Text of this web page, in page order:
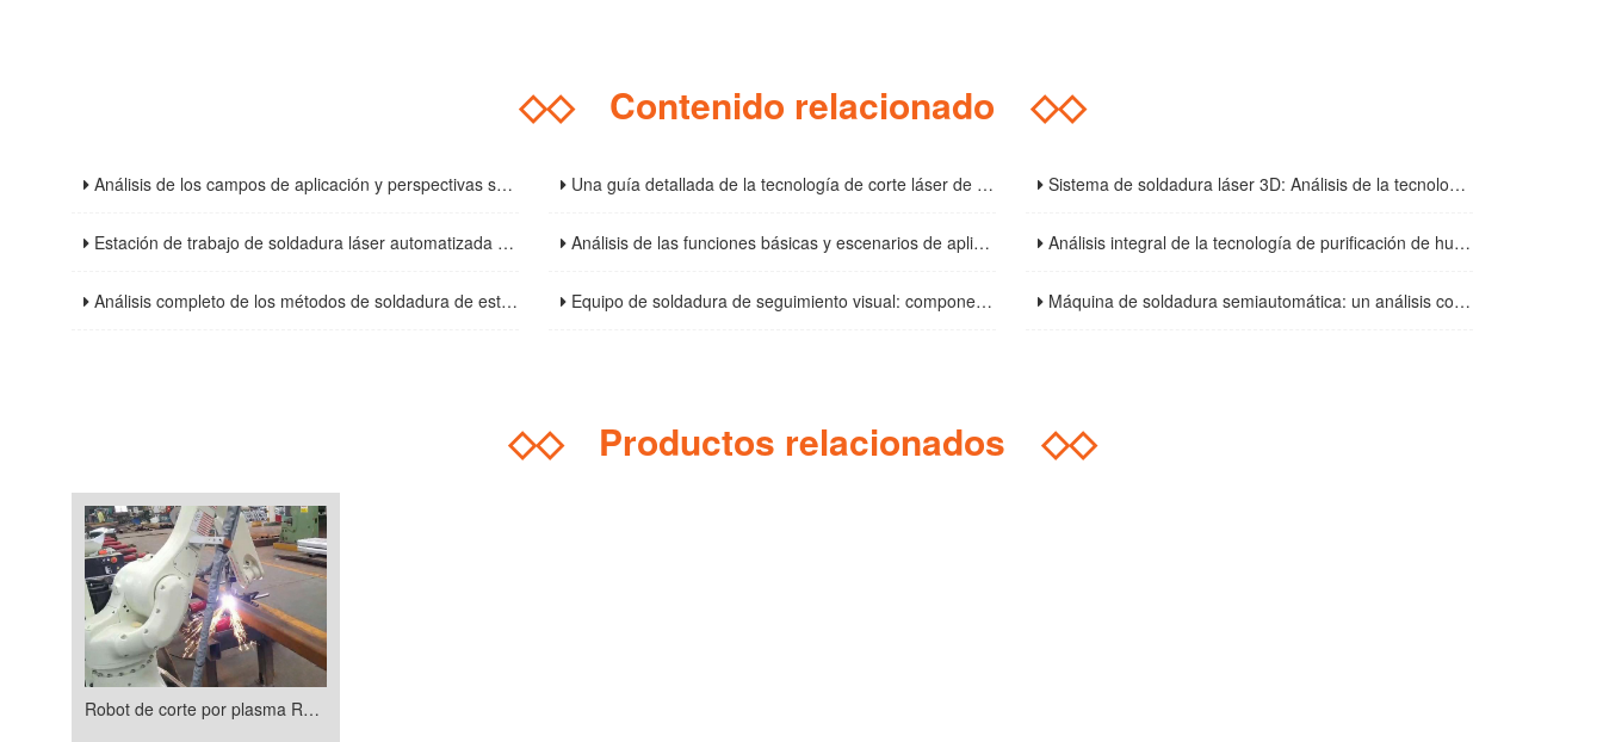
◇◇Contenido relacionado ◇◇
Análisis de los campos de aplicación y perspectivas sobre las tendencias de la industria de las máquinas de corte láser de fibra Una guía detallada de la tecnología de corte láser de acero inoxidable: del principio a la operación práctica Sistema de soldadura láser 3D: Análisis de la tecnología principal que impulsa la actualización de la industria manufacturera
Estación de trabajo de soldadura láser automatizada de alta eficiencia: Análisis de las ventajas principales y las tendencias de desarrollo futuro Análisis de las funciones básicas y escenarios de aplicación de las cabinas de soldadura: instalaciones esenciales para mejorar la seguridad y la eficiencia de la soldadura Análisis integral de la tecnología de purificación de humo de soldadura: soluciones de tratamiento de alta eficiencia y escenarios de aplicación
Análisis completo de los métodos de soldadura de estructuras de acero y las precauciones clave Equipo de soldadura de seguimiento visual: componentes básicos, parámetros técnicos y guía de selección Máquina de soldadura semiautomática: un análisis completo de los principios básicos, escenarios de aplicación y especificaciones de funcionamiento
◇◇Productos relacionados ◇◇
Robot de corte por plasma RA20N